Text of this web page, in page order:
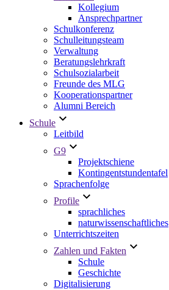
Kollegium
Ansprechpartner
Schulkonferenz
Schulleitungsteam
Verwaltung
Beratungslehrkraft
Schulsozialarbeit
Freunde des MLG
Kooperationspartner
Alumni Bereich
Schule
Leitbild
G9
Projektschiene
Kontingentstundentafel
Sprachenfolge
Profile
sprachliches
naturwissenschaftliches
Unterrichtszeiten
Zahlen und Fakten
Schule
Geschichte
Digitalisierung